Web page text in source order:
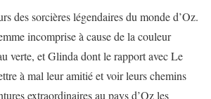
dessorcières légendairesdu monde d’Oz.
incomprise à cause de la couleur
verte, et Glinda dont le rapport avec Le
à mal leur amitié et voir leurs chemins
extraordinaires au pays d’Oz les